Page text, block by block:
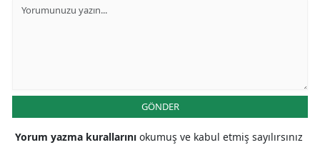
GÖNDER
Yorum yazma kurallarını okumuş ve kabul etmiş sayılırsınız